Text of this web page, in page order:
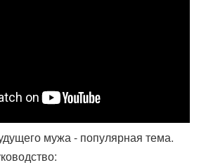
мужа - популярная тема.